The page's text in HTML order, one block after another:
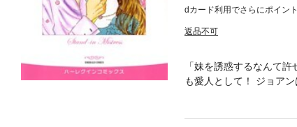
dカード利用でさらにポイン
返品不可
「妹を誘惑するなんて
も愛人として！ ジョア
ンに愛人になれという